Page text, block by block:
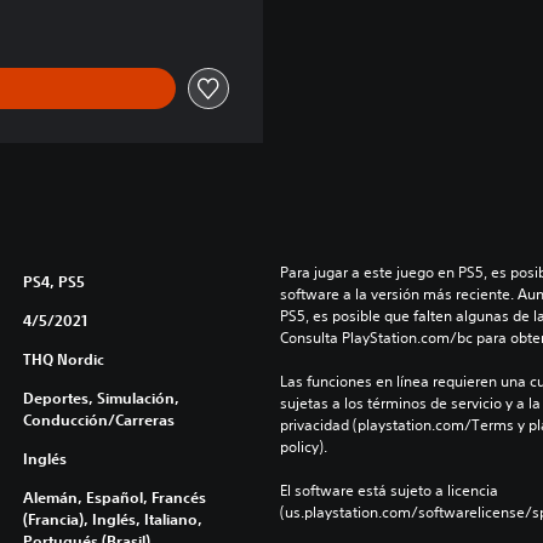
PS4, PS5
4/5/2021
THQ Nordic
Deportes, Simulación,
Conducción/Carreras
Inglés
Alemán, Español, Francés
(Francia), Inglés, Italiano,
Para jugar a este juego en PS5, es
software a la versión más reciente.
PS5, es posible que falten algunas de
Consulta PlayStation.com/bc para
Las funciones en línea requieren una
sujetas a los términos de servicio y a
privacidad (playstation.com/Terms y
policy).
El software está sujeto a licencia
(us.playstation.com/softwarelicense/